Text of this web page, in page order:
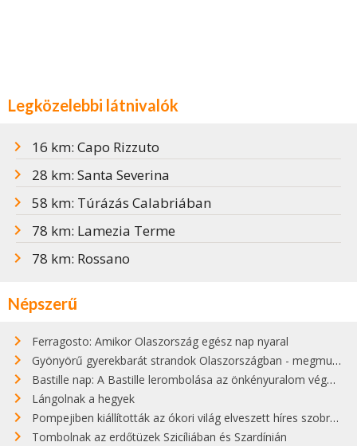
Legközelebbi látnivalók
16 km: Capo Rizzuto
28 km: Santa Severina
58 km: Túrázás Calabriában
78 km: Lamezia Terme
78 km: Rossano
Népszerű
Ferragosto: Amikor Olaszország egész nap nyaral
Gyönyörű gyerekbarát strandok Olaszországban - megmutatjuk a 15 legjobbat
Bastille nap: A Bastille lerombolása az önkényuralom végét jelentette
Lángolnak a hegyek
Pompejiben kiállították az ókori világ elveszett híres szobrának másolatát
Tombolnak az erdőtüzek Szicíliában és Szardínián